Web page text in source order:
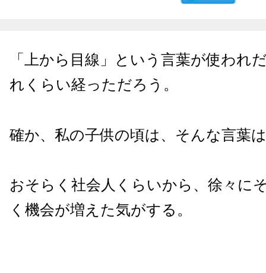
「上から目線」という言葉が使われ
れくらい経っただろう。
確か、私の子供の頃は、そんな言葉
おそらく社会人くらいから、徐々に
く機会が増えた気がする。